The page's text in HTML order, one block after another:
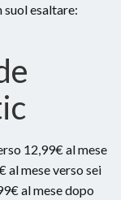
esaltare:
12,99€ al mese
al mese verso sei
al mese dopo